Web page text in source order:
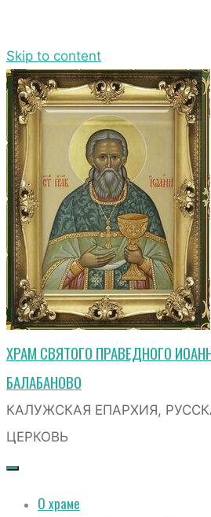
Skip to content
ХРАМ СВЯТОГО ПРАВЕДНОГО
БАЛАБАНОВО
КАЛУЖСКАЯ ЕПАРХИЯ,
ЦЕРКОВЬ
О храме